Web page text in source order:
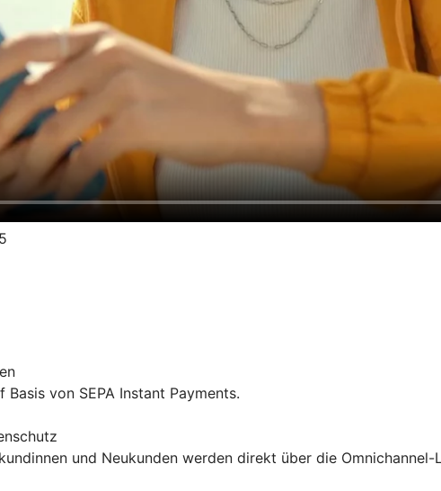
von SEPA Instant Payments.
und Neukunden werden direkt über die